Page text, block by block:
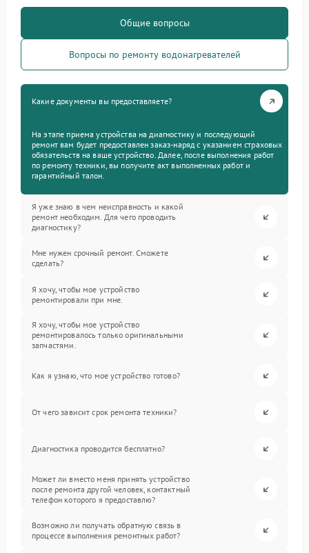
Общие вопросы
Вопросы по ремонту водонагревателей
Какие документы вы предоставляете?
На этапе приема устройства на диагностику и последующий
ремонт вам будет предоставлен заказ-наряд с указанием страховых
обязательств на ваше устройство. Далее, после выполнения работ
по ремонту техники, вы получите акт выполненных работ и
гарантийный талон.
Я уже знаю в чем неисправность и какой
ремонт необходим. Для чего проводить
диагностику?
Мне нужен срочный ремонт. Сможете
сделать?
Я хочу, чтобы мое устройство
ремонтировали при мне.
Я хочу, чтобы мое устройство
ремонтировалось только оригинальными
запчастями.
Как я узнаю, что мое устройство готово?
От чего зависит срок ремонта техники?
Диагностика проводится бесплатно?
Может ли вместо меня принять устройство
после ремонта другой человек, контактный
телефон которого я предоставлю?
Возможно ли получать обратную связь в
процессе выполнения ремонтных работ?